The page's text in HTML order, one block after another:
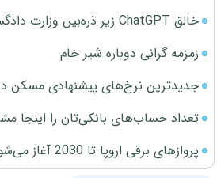
خالق ChatGPT زیر ذره‌بین وزارت دادگستری آمریکا
زمزمه گرانی دوباره شیر خام
جدیدترین نرخ‌های پیشنهادی مسکن در 10 محله
تعداد حساب‌های بانکی‌تان را اینجا
پروازهای برقی اروپا تا 2030 آغاز می‌شود